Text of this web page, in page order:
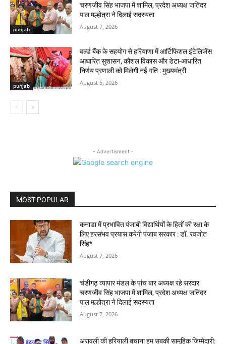
punjab
चरणजीव सिंह भाजपा में शामिल, प्रदेश अध्यक्ष जतिंदर
पाल मल्होत्रा ने दिलाई सदस्यता
August 7, 2026
punjab
वर्ल्ड बैंक के सहयोग से हरियाणा में आर्टिफिशल इंटेलिजेंस
आधारित सुशासन, कौशल विकास और डेटा-आधारित
निर्णय प्रणाली को मिलेगी नई गति : मुख्यमंत्री
August 5, 2026
- Advertisment -
MOST POPULAR
कनाडा में प्रभावित पंजाबी विद्यार्थियों के हितों की रक्षा के
लिए हरसंभव प्रयास करेगी पंजाब सरकार : डॉ. रवजोत
सिंह*
August 7, 2026
चंडीगढ़ व्यापार मंडल के पांच बार अध्यक्ष रहे सरदार
चरणजीव सिंह भाजपा में शामिल, प्रदेश अध्यक्ष जतिंदर
पाल मल्होत्रा ने दिलाई सदस्यता
August 7, 2026
अरावली की हरियाली बचाना हम सबकी सामूहिक जिम्मेदारी: